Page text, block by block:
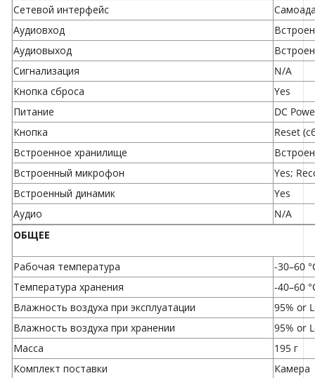
Сетевой интерфейс
Аудиовход
Аудиовыход
Сигнализация
N/A
Кнопка сброса
Yes
Питание
DC
Кнопка
Reset
Встроенное хранилище
Встроенный микрофон
Yes;
Встроенный динамик
Yes
Аудио
N/A
ОБЩЕЕ
Рабочая температура
-30–60
Температура хранения
-40–60
Влажность воздуха при эксплуатации
95% or
Влажность воздуха при хранении
95% or
Масса
195 г
Комплект поставки
Камера